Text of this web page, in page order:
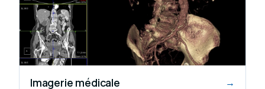
Imagerie médicale →